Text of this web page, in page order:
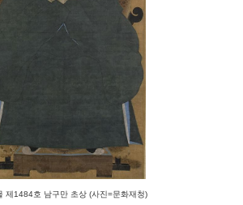
제1484호 남구만 초상 (사진=문화재청)